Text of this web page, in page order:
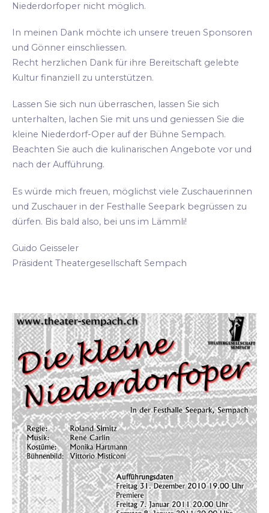
Niederdorfoper nicht möglich.
In meinen Dank möchte ich unsere treuen Sponsoren
und Gönner einschliessen.
Recht herzlichen Dank für ihre Bereitschaft gelebte
Kultur finanziell zu unterstützen.
Lassen Sie sich nun überraschen, lassen Sie sich
unterhalten, lachen Sie mit uns und geniessen Sie die
kleine Niederdorf-Oper auf der Bühne Sempach.
Beachten Sie auch die kulinarischen Angebote vor und
nach der Aufführung.
Es würde mich freuen, möglichst viele Zuschauerinnen
und Zuschauer in der Festhalle Seepark begrüssen zu
dürfen. Bis bald also, bei uns im Lämmli!
Guido Geisseler
Präsident Theatergesellschaft Sempach